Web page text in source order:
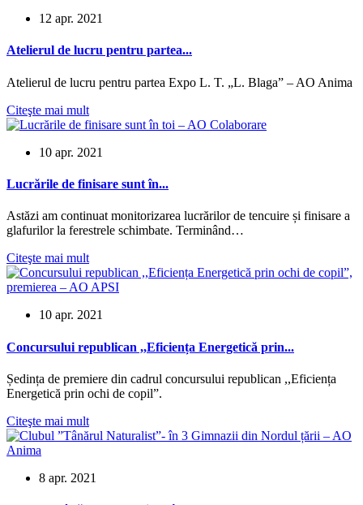
12 apr. 2021
Atelierul de lucru pentru partea...
Atelierul de lucru pentru partea Expo L. T. „L. Blaga” – AO Anima
Citeşte mai mult
10 apr. 2021
Lucrările de finisare sunt în...
Astăzi am continuat monitorizarea lucrărilor de tencuire și finisare a
glafurilor la ferestrele schimbate. Terminând…
Citeşte mai mult
10 apr. 2021
Concursului republican ,,Eficiența Energetică prin...
Ședința de premiere din cadrul concursului republican ,,Eficiența
Energetică prin ochi de copil”.
Citeşte mai mult
8 apr. 2021